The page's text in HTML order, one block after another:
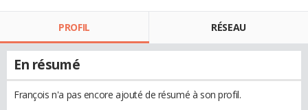
PROFIL RÉSEAU
En résumé
François n'a pas encore ajouté de résumé à son profil.